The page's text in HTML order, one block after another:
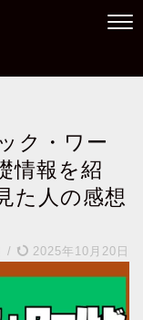
ク・ワー
情報を紹
た人の感想
/ 2025年10月20日